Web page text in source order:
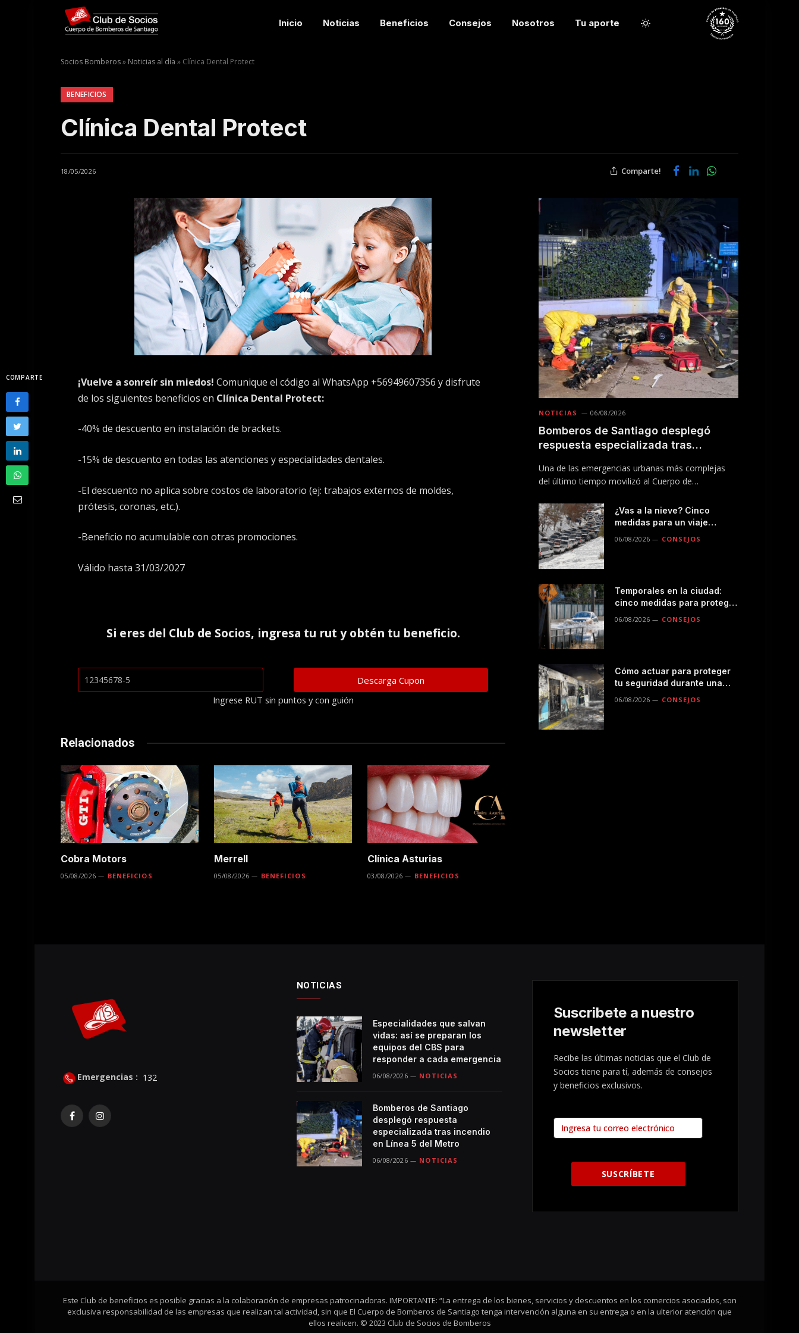
Inicio Noticias Beneficios Consejos Nosotros Tu aporte
Socios Bomberos» Noticias al día » Clínica Dental Protect
BENEFICIOS
Clínica Dental Protect
18/05/2026 Comparte!
COMPARTE ¡Vuelve a sonreír sin miedos!Comunique el código al WhatsApp +56949607356 y disfrute
de los siguientes beneficios en Clínica Dental Protect:
-40% de descuento en instalación de brackets.
-15% de descuento en todas las atenciones y especialidades dentales.
-El descuento no aplica sobre costos de laboratorio (ej: trabajos externos de moldes,
prótesis, coronas, etc.).
-Beneficio no acumulable con otras promociones.
Válido hasta 31/03/2027
Si eres del Club de Socios, ingresa tu rut y obtén tu beneficio.
Ingrese RUT sin puntos y con guión
Relacionados
Cobra Motors
05/08/2026 BENEFICIOS
Merrell
05/08/2026 BENEFICIOS
Clínica Asturias
03/08/2026 BENEFICIOS
NOTICIAS 06/08/2026
Bomberos de Santiago desplegó
respuesta especializada tras
Una de las emergencias urbanas más complejas
del último tiempo movilizó al Cuerpo de
¿Vas a la nieve? Cinco
medidas para un viaje
06/08/2026 CONSEJOS
Temporales en la ciudad:
cinco medidas para proteger
06/08/2026 CONSEJOS
Cómo actuar para proteger
tu seguridad durante una
transporte público
06/08/2026 CONSEJOS
Emergencias : 132
FacebookInstagram
NOTICIAS
Especialidades que salvan
vidas: así se preparan los
equipos del CBS para
responder a cada emergencia
06/08/2026 NOTICIAS
Bomberos de Santiago
desplegó respuesta
especializada tras incendio
en Línea 5 del Metro
06/08/2026 NOTICIAS
Suscribete a nuestro
newsletter
Recibe las últimas noticias que el Club de
Socios tiene para tí, además de consejos
y beneficios exclusivos.
Este Club de beneficios es posible gracias a la colaboración de empresas patrocinadoras. IMPORTANTE: “La entrega de los bienes, servicios y descuentos en los comercios asociados, son
exclusiva responsabilidad de las empresas que realizan tal actividad, sin que El Cuerpo de Bomberos de Santiago tenga intervención alguna en su entrega o en la ulterior atención que
ellos realicen. © 2023 Club de Socios de Bomberos